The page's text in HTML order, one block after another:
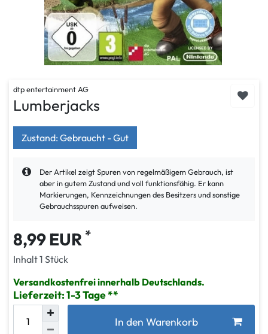
dtp entertainment AG
Lumberjacks
Zustand: Gebraucht - Gut
Der Artikel zeigt Spuren von regelmäßigem Gebrauch, ist
aber in gutem Zustand und voll funktionsfähig. Er kann
Markierungen, Kennzeichnungen des Besitzers und sonstige
Gebrauchsspuren aufweisen.
8,99 EUR *
Inhalt1 Stück
Versandkostenfrei innerhalb Deutschlands.
Lieferzeit: 1-3 Tage
In den Warenkorb